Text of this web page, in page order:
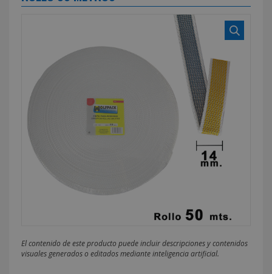
El contenido de este producto puede incluir descripciones y contenidos
visuales generados o editados mediante inteligencia artificial.